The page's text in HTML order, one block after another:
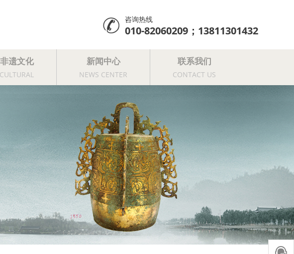
咨询热线
010-82060209；13811301432
非遗文化
CULTURAL
新闻中心
NEWS CENTER
联系我们
CONTACT US